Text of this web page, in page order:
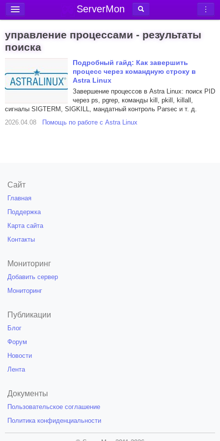
ServerMon
Новости
Блог
Статьи
Форум
Вход в аккаунт
управление процессами - результаты
поиска
Подробный гайд: Как завершить
процесс через командную строку в
Astra Linux
Завершение процессов в Astra Linux: поиск PID
через ps, pgrep, команды kill, pkill, killall,
сигналы SIGTERM, SIGKILL, мандатный контроль Parsec и т. д.
2026.04.08
Помощь по работе с Astra Linux
Сайт
Главная
Поддержка
Карта сайта
Контакты
Мониторинг
Добавить сервер
Мониторинг
Публикации
Блог
Форум
Новости
Лента
Документы
Пользовательское соглашение
Политика конфиденциальности